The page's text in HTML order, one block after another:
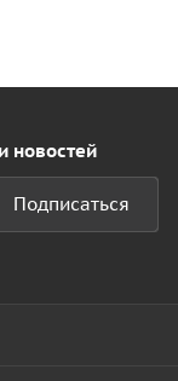
новостей
Подписаться